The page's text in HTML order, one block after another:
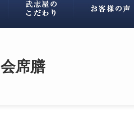
会席膳